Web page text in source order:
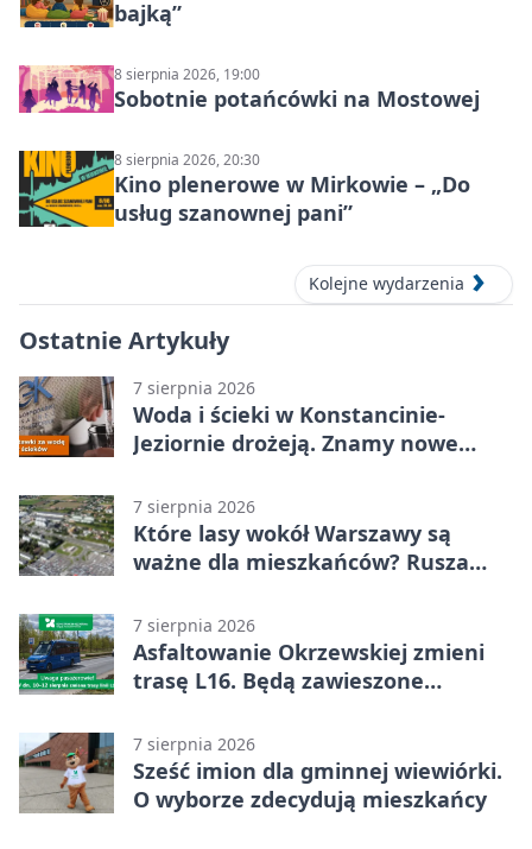
bajką”
8 sierpnia 2026, 19:00
Sobotnie potańcówki na Mostowej
8 sierpnia 2026, 20:30
Kino plenerowe w Mirkowie – „Do
usług szanownej pani”
Kolejne wydarzenia
Ostatnie Artykuły
7 sierpnia 2026
Woda i ścieki w Konstancinie-
Jeziornie drożeją. Znamy nowe
7 sierpnia 2026
Które lasy wokół Warszawy są
ważne dla mieszkańców? Rusza
7 sierpnia 2026
Asfaltowanie Okrzewskiej zmieni
trasę L16. Będą zawieszone
7 sierpnia 2026
Sześć imion dla gminnej wiewiórki.
O wyborze zdecydują mieszkańcy